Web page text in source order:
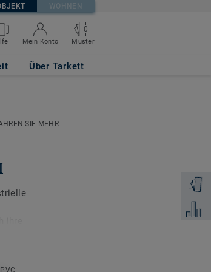
WOHNEN
Mein Konto
0
Muster
Über Tarkett
Zum
SIE MEHR
Die